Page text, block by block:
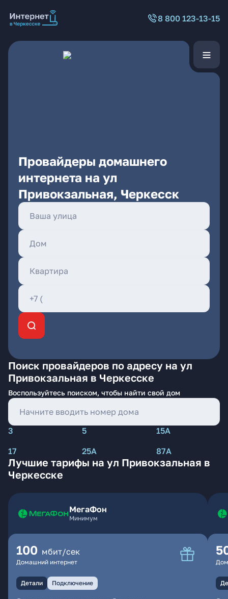
8 800 123-13-15
Провайдеры домашнего
интернета на ул
Привокзальная, Черкесск
Поиск провайдеров по адресу на ул
Привокзальная в Черкесске
Воспользуйтесь поиском, чтобы найти свой дом
3 5
15А
17
25А 87А
Лучшие тарифы на ул Привокзальная в
Черкесске
МегаФон
Минимум
100 мбит/сек
Домашний интернет
Детали Подключение